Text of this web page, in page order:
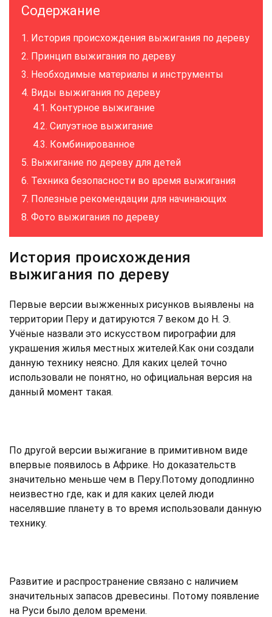
Содержание
История происхождения выжигания по дереву
Принцип выжигания по дереву
Необходимые материалы и инструменты
Виды выжигания по дереву
Контурное выжигание
Силуэтное выжигание
Комбинированное
Выжигание по дереву для детей
Техника безопасности во время выжигания
Полезные рекомендации для начинающих
Фото выжигания по дереву
История происхождения
выжигания по дереву
Первые версии выжженных рисунков выявлены на
территории Перу и датируются 7 веком до Н. Э.
Учёные назвали это искусством пирографии для
украшения жилья местных жителей.Как они создали
данную технику неясно. Для каких целей точно
использовали не понятно, но официальная версия на
данный момент такая.
По другой версии выжигание в примитивном виде
впервые появилось в Африке. Но доказательств
значительно меньше чем в Перу.Потому доподлинно
неизвестно где, как и для каких целей люди
населявшие планету в то время использовали данную
технику.
Развитие и распространение связано с наличием
значительных запасов древесины. Потому появление
на Руси было делом времени.